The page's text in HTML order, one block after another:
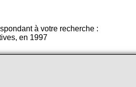
à votre recherche :
en 1997